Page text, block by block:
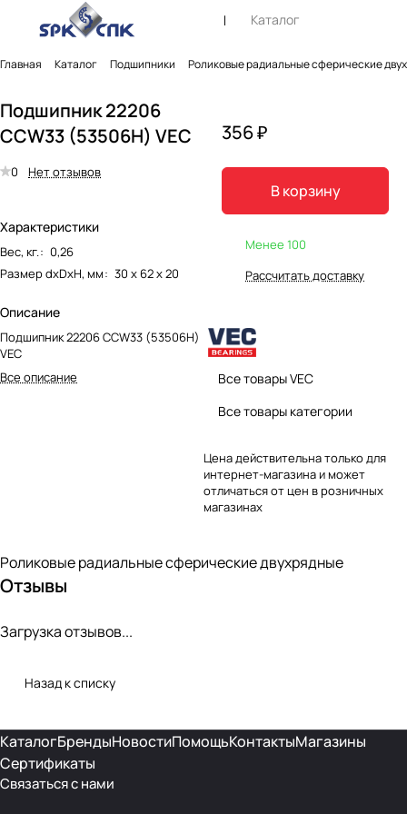
Каталог
Главная Каталог Подшипники Роликовые радиальные сферические
Подшипник 22206
CCW33 (53506Н) VEC
0 Нет отзывов
Характеристики
Вес, кг.: 0,26
Размер dxDxH, мм: 30 х 62 х 20
Описание
Подшипник 22206 CCW33 (53506Н)
VEC
Все описание
356 ₽
В корзину
Менее 100
Рассчитать доставку
Все товары VEC
Все товары категории
Цена действительна только для
интернет-магазина и может
отличаться от цен в розничных
магазинах
Роликовые радиальные сферические двухрядные
Отзывы
Загрузка отзывов...
Назад к списку
КаталогБрендыНовостиПомощьКонтактыМагазины
Сертификаты
Связаться с нами